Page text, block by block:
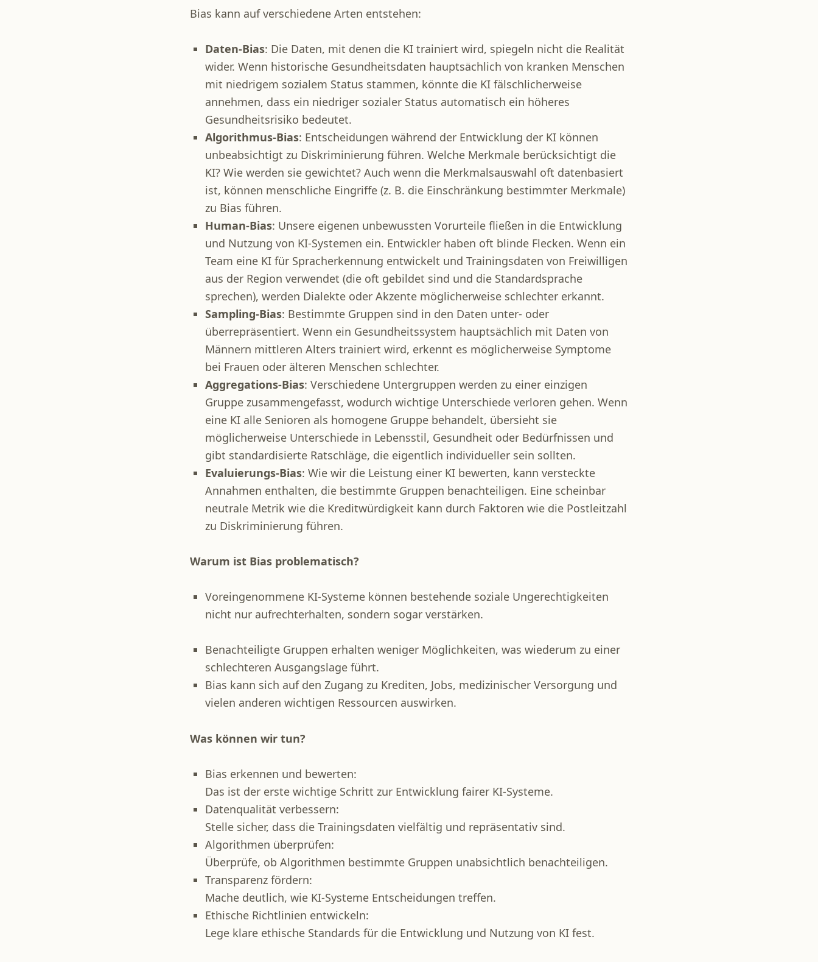
Bias kann auf verschiedene Arten entstehen:
Daten-Bias: Die Daten, mit denen die KI trainiert wird, spiegeln nicht die Realität
wider. Wenn historische Gesundheitsdaten hauptsächlich von kranken Menschen
mit niedrigem sozialem Status stammen, könnte die KI fälschlicherweise
annehmen, dass ein niedriger sozialer Status automatisch ein höheres
Gesundheitsrisiko bedeutet.
Algorithmus-Bias: Entscheidungen während der Entwicklung der KI können
unbeabsichtigt zu Diskriminierung führen. Welche Merkmale berücksichtigt die
KI? Wie werden sie gewichtet? Auch wenn die Merkmalsauswahl oft datenbasiert
ist, können menschliche Eingriffe (z. B. die Einschränkung bestimmter Merkmale)
zu Bias führen.
Human-Bias: Unsere eigenen unbewussten Vorurteile fließen in die Entwicklung
und Nutzung von KI-Systemen ein. Entwickler haben oft blinde Flecken. Wenn ein
Team eine KI für Spracherkennung entwickelt und Trainingsdaten von Freiwilligen
aus der Region verwendet (die oft gebildet sind und die Standardsprache
sprechen), werden Dialekte oder Akzente möglicherweise schlechter erkannt.
Sampling-Bias: Bestimmte Gruppen sind in den Daten unter- oder
überrepräsentiert. Wenn ein Gesundheitssystem hauptsächlich mit Daten von
Männern mittleren Alters trainiert wird, erkennt es möglicherweise Symptome
bei Frauen oder älteren Menschen schlechter.
Aggregations-Bias: Verschiedene Untergruppen werden zu einer einzigen
Gruppe zusammengefasst, wodurch wichtige Unterschiede verloren gehen. Wenn
eine KI alle Senioren als homogene Gruppe behandelt, übersieht sie
möglicherweise Unterschiede in Lebensstil, Gesundheit oder Bedürfnissen und
gibt standardisierte Ratschläge, die eigentlich individueller sein sollten.
Evaluierungs-Bias: Wie wir die Leistung einer KI bewerten, kann versteckte
Annahmen enthalten, die bestimmte Gruppen benachteiligen. Eine scheinbar
neutrale Metrik wie die Kreditwürdigkeit kann durch Faktoren wie die Postleitzahl
zu Diskriminierung führen.
Warum ist Bias problematisch?
Voreingenommene KI-Systeme können bestehende soziale Ungerechtigkeiten
nicht nur aufrechterhalten, sondern sogar verstärken.
Benachteiligte Gruppen erhalten weniger Möglichkeiten, was wiederum zu einer
schlechteren Ausgangslage führt.
Bias kann sich auf den Zugang zu Krediten, Jobs, medizinischer Versorgung und
vielen anderen wichtigen Ressourcen auswirken.
Was können wir tun?
Bias erkennen und bewerten:
Das ist der erste wichtige Schritt zur Entwicklung fairer KI-Systeme.
Datenqualität verbessern:
Stelle sicher, dass die Trainingsdaten vielfältig und repräsentativ sind.
Algorithmen überprüfen:
Überprüfe, ob Algorithmen bestimmte Gruppen unabsichtlich benachteiligen.
Transparenz fördern:
Mache deutlich, wie KI-Systeme Entscheidungen treffen.
Ethische Richtlinien entwickeln:
Lege klare ethische Standards für die Entwicklung und Nutzung von KI fest.